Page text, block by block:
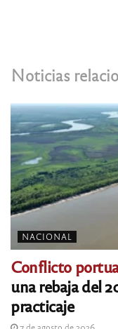
Noticias
NACIONAL
Conflicto
una rebaja del
practicaje